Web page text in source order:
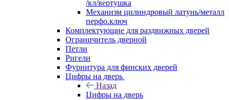
/кл/вертушка
Механизм цилиндровый латунь/металл
перфо.ключ
Комплектующие для раздвижных дверей
Ограничитель дверной
Петли
Ригели
Фурнитура для финских дверей
Цифры на дверь
Назад
Цифры на дверь